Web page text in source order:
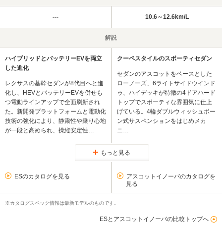
--- 10.6～12.6km/L
解説
ハイブリッドとバッテリーEVを両立
した進化
レクサスの基幹セダンが8代目へと進
化し、HEVとバッテリーEVを併せも
つ電動ラインアップで全面刷新され
た。新開発プラットフォームと電動化
技術の強化により、静粛性や乗り心地
が一段と高められ、操縦安定性…
クーペスタイルのスポーティセダン
セダンのアスコットをベースとした
ローノーズ、6ライトサイドウインド
ゥ、ハイデッキが特徴の4ドアハード
トップでスポーティな雰囲気に仕上
げている。4輪ダブルウィッシュボー
ン式サスペンションをはじめメカ
ニ…
もっと見る
ESのカタログを見る
アスコットイノーバのカタログを
見る
※カタログスペック情報は最新モデルのものです。
ESとアスコットイノーバの比較トップへ